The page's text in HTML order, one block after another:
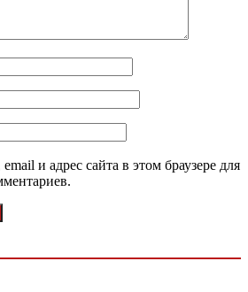
и адрес сайта в этом браузере для